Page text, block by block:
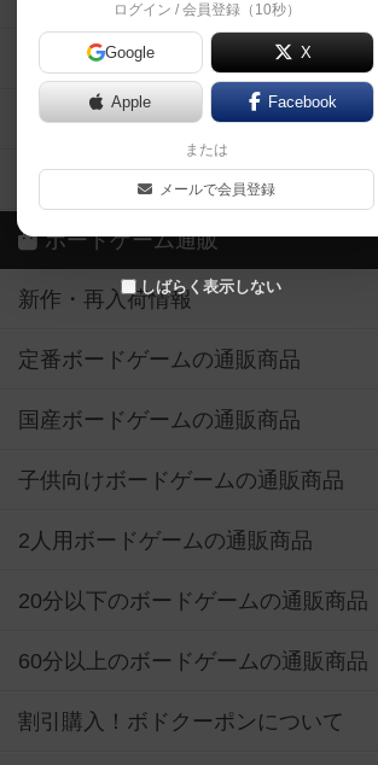
ログイン / 会員登録（10秒）
Google X
Apple Facebook
または
メールで会員登録
しばらく表示しない
ボドとも・会員一覧
ボードゲーム業界コラム
ボドゲーマご利用案内
ボードゲーム通販
新作・再入荷情報
定番ボードゲームの通販商品
国産ボードゲームの通販商品
子供向けボードゲームの通販商品
2人用ボードゲームの通販商品
20分以下のボードゲームの通販商品
60分以上のボードゲームの通販商品
割引購入！ボドクーポンについて